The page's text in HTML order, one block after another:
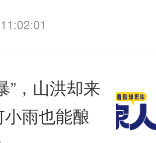
”，山洪却来
雨也能酿